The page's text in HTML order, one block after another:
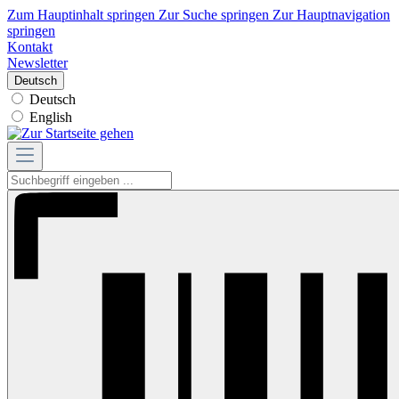
Zum Hauptinhalt springen Zur Suche springen Zur Hauptnavigation
springen
Kontakt
Newsletter
Deutsch
Deutsch
English